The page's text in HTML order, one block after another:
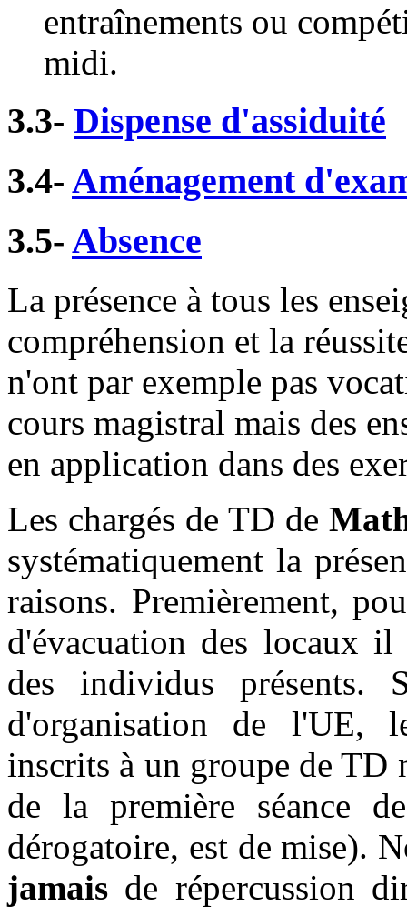
entraînements ou
midi.
3.3- Dispense d'assiduité
3.4- Aménagement
3.5- Absence
La présence à tous les
compréhension et la
n'ont par exemple pas
cours magistral mais des
en application dans des
Les chargés de TD de
systématiquement la
raisons. Premièrement,
d'évacuation des locaux
des individus présents.
d'organisation de l'UE,
inscrits à un groupe de TD
de la première séance
dérogatoire, est de mise).
jamais de répercussion